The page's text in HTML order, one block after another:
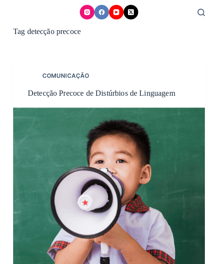
Tag detecção precoce
COMUNICAÇÃO
Detecção Precoce de Distúrbios de Linguagem